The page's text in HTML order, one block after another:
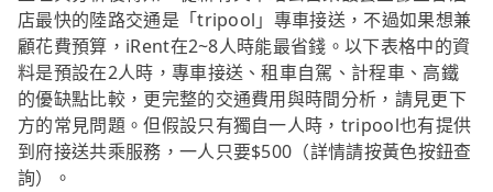
店最快的陸路交通是「tripool」專車接送，不過如果想兼
顧花費預算，iRent在2~8人時能最省錢。以下表格中的資
料是預設在2人時，專車接送、租車自駕、計程車、高鐵
的優缺點比較，更完整的交通費用與時間分析，請見更下
方的常見問題。但假設只有獨自一人時，tripool也有提供
到府接送共乘服務，一人只要$500（詳情請按黃色按鈕查
詢）。